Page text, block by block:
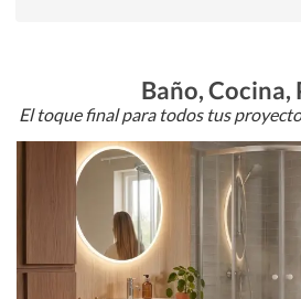
Baño, Cocina,
El toque final para todos tus